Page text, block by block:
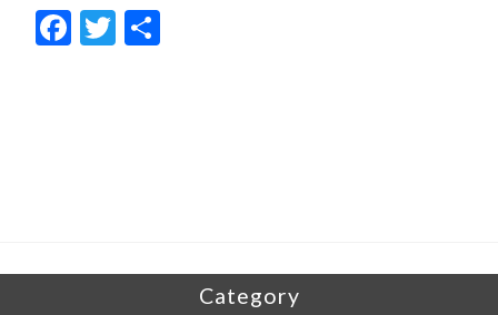
F
ac
T
w
Category